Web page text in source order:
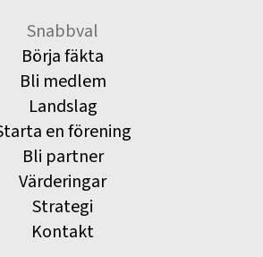
Snabbval
Börja fäkta
Bli medlem
Landslag
en förening
Bli partner
Värderingar
Strategi
Kontakt